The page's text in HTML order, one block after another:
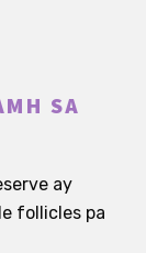
SA
ay
follicles pa